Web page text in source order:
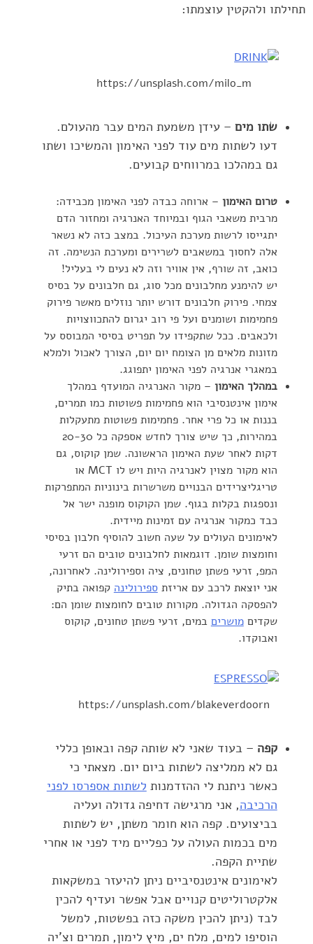
תחילתו ולהקטין עוצמתו:‏
https://unsplash.com/milo_m
שתו מים – עידן משמעת המים עבר מהעולם.
דעו לשתות מים עוד ‏לפני האימון והמשיכו ושתו
גם במהלכו במרווחים קבועים. ‏
טרום האימון – ארוחה כבדה לפני האימון מכבידה:
מרבית משאבי ‏הגוף ובמיוחד האנרגיה ומחזור הדם
יתגייסו לרשות מערכת העיכול. ‏במצב כזה לא נשאר
אלה לחסוך במשאבים לשרירים ומערכת ‏הנשימה. זה
כואב, זה שורף, אין אוויר וזה לא נעים לי בעליל! ‏
יש להימנע מחלבונים מכל סוג, גם חלבונים על בסיס
צמחי. ‏פירוק חלבונים דורש יותר נוזלים מאשר פירוק
פחמימות ושומנים ועל ‏פי רוב יגרום להתכווצויות
ולכאבים. ככל שתקפידו על תפריט בסיסי ‏המבוסס על
מזונות מלאים מן הצומח יום יום, הצורך לאכול ולמלא
‏במאגרי אנרגיה לפני האימון יתפוגג. ‏
במהלך האימון – מקור האנרגיה המועדף במהלך
אימון אינטנסיבי ‏הוא פחמימות פשוטות כמו תמרים,
בננות או כל פרי אחר. פחמימות ‏פשוטות מתעקלות
במהירות, כך שיש צורך לחדש אספקה כל 20-30
‏דקות לאחר שעת האימון הראשונה. שמן קוקוס, גם
הוא מקור מצוין ‏לאנרגיה היות ויש לו ‏‎ MCT‎או
טריגליצרידים הבנויים משרשרות ‏בינוניות המתפרקות
ונספגות בקלות בגוף. שמן הקוקוס מופנה ישר ‏אל
כבד כמקור אנרגיה עם זמינות מיידית‎.‎
לאימונים העולים על שעה חשוב להוסיף חלבון בסיסי
וחומצות שומן. ‏דוגמאות לחלבונים טובים הם זרעי
המפ, זרעי פשתן טחונים, ציה ‏וספירולינה. לאחרונה,
אני יוצאת לרכב עם אריזתספירולינה קפואה בתיק
להפסקה הגדולה. מקורות טובים לחומצות שומן הם:
‏שקדיםמושרים במים, זרעי פשתן טחונים, קוקוס
ואבוקדו.‏
https://unsplash.com/blakeverdoorn
קפה – בעוד שאני לא שותה קפה ובאופן כללי
גם לא ממליצה לשתות ‏ביום יום. מצאתי כי
כאשר ניתנת לי ההזדמנות לשתות אספרסו ‏לפני
הרכיבה, אני מרגישה דחיפה גדולה ועליה
בביצועים. ‏קפה הוא חומר משתן, יש לשתות
מים בכמות העולה על כפליים מיד ‏לפני או אחרי
שתיית הקפה. ‏
לאימונים אינטנסיביים ניתן להיעזר במשקאות
אלקטרוליטים קנויים ‏אבל אפשר ועדיף להכין
לבד (ניתן להכין משקה כזה בפשטות, למשל
‏הוסיפו למים, מלח ים, מיץ לימון, תמרים וצ'יה